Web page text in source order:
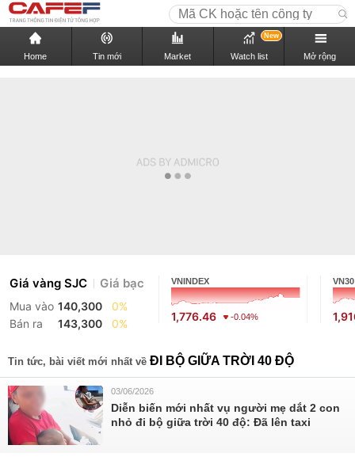
Home Tin mới Market Watch list
New
Mở rộng
Giá vàng SJC Giá bạc
Mua vào 140,300
0%
Bán ra
143,300 0%
VNINDEX
1,776.46 -0.04%
VN30
Tin tức, bài viết mới nhất về ĐI BỘ GIỮA TRỜI 40 ĐỘ
03/06/2026
Diễn biến mới nhất vụ người mẹ dắt 2 con
nhỏ đi bộ giữa trời 40 độ: Đã lên taxi